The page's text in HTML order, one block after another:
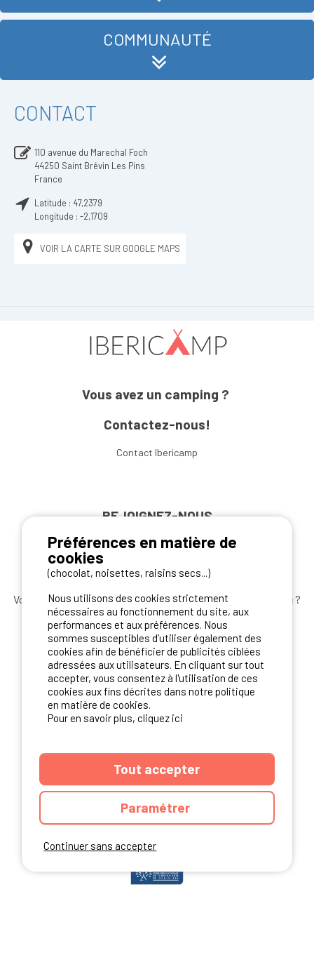
COMMUNAUTÉ
CONTACT
110 avenue du Marechal Foch
44250 Saint Brévin Les Pins
France
Latitude : 47,2379
Longitude : -2,1709
VOIR LA CARTE SUR GOOGLE MAPS
Vous avez un camping ?
Contactez-nous!
Contact Ibericamp
REJOIGNEZ-NOUS
Vous souhaitez bénéficier desmeilleures offres camping ?
Abonnez-vous à la newsletterdès aujourd'hui
S'ABONNER
NOS PARTENAIRES
Continuer sans accepter
Préférences en matière de
cookies
(chocolat, noisettes, raisins secs...)
Nous utilisons des cookies strictement
nécessaires au fonctionnement du site, aux
performances et aux préférences. Nous
sommes susceptibles d’utiliser également des
cookies afin de bénéficier de publicités ciblées
adressées aux utilisateurs. En cliquant sur tout
accepter, vous consentez à l'utilisation de ces
cookies aux fins décrites dans notre politique
en matière de cookies.
Pour en savoir plus, cliquez ici
Tout accepter
Paramétrer